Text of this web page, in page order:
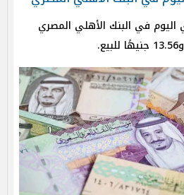
في البنك الأهلي المصري